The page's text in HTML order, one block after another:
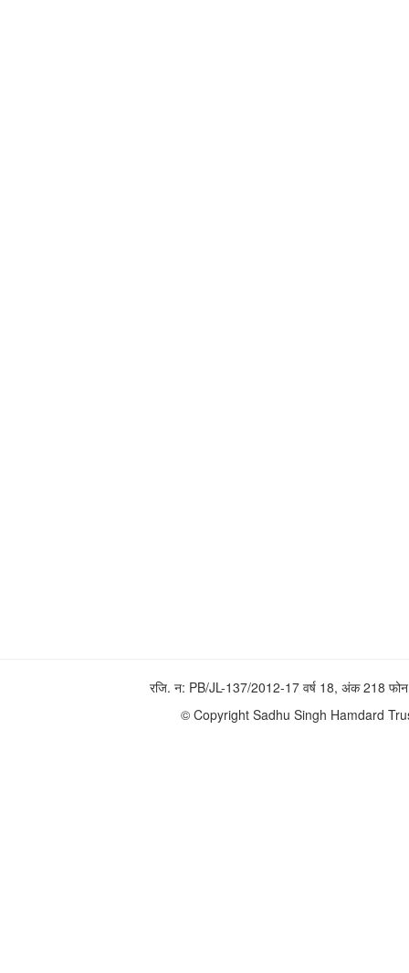
रजि. न: PB/JL-137/2012-17 वर्ष 18, अंक 218
© Copyright Sadhu Singh Hamdard